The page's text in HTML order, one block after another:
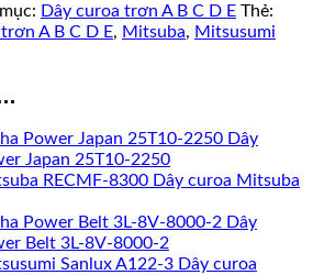
Dây curoa trơn A B C D E Thẻ:
A B C D E, Mitsuba, Mitsusumi
Dây
Japan 25T10-2250
Dây curoa Mitsuba
Dây
Belt 3L-8V-8000-2
Dây curoa